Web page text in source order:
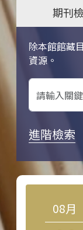
期刊
除本館館藏
資源。
關鍵字搜尋
進階檢索
08月